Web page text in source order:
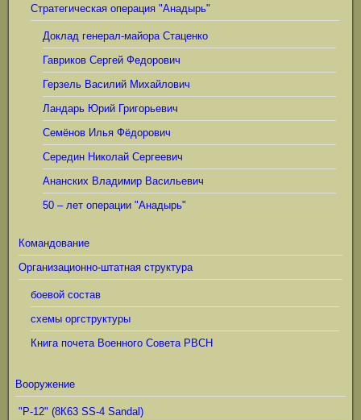
Стратегическая операция "Анадырь"
Доклад генерал-майора Стаценко
Гавриков Сергей Федорович
Герзель Василий Михайлович
Ландарь Юрий Григорьевич
Семёнов Илья Фёдорович
Середин Николай Сергеевич
Ананских Владимир Васильевич
50 – лет операции "Анадырь"
Командование
Организационно-штатная структура
боевой состав
схемы оргструктуры
Книга почета Военного Совета РВСН
Вооружение
"Р-12" (8К63 SS-4 Sandal)